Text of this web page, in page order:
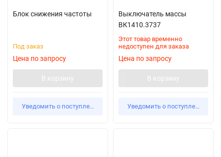
Блок снижения частоты
Под заказ
Цена по запросу
В корзину
Уведомить о поступлении
Выключатель массы
ВК1410.3737
Этот товар временно
недоступен для заказа
Цена по запросу
В корзину
Уведомить о поступлении